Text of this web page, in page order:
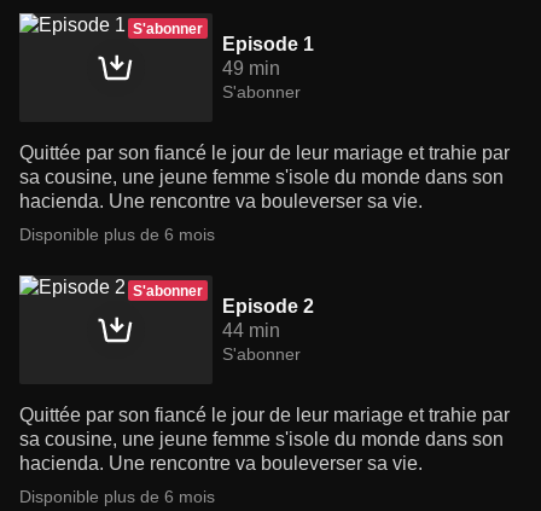
S'abonner
Episode 1
49 min
S'abonner
Quittée par son fiancé le jour de leur mariage et trahie par
sa cousine, une jeune femme s'isole du monde dans son
hacienda. Une rencontre va bouleverser sa vie.
Disponible plus de 6 mois
S'abonner
Episode 2
44 min
S'abonner
Quittée par son fiancé le jour de leur mariage et trahie par
sa cousine, une jeune femme s'isole du monde dans son
hacienda. Une rencontre va bouleverser sa vie.
Disponible plus de 6 mois